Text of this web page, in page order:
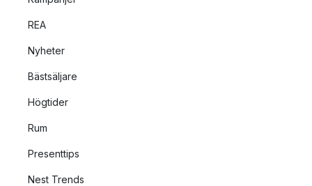
REA
Nyheter
Bästsäljare
Högtider
Rum
Presenttips
Nest Trends